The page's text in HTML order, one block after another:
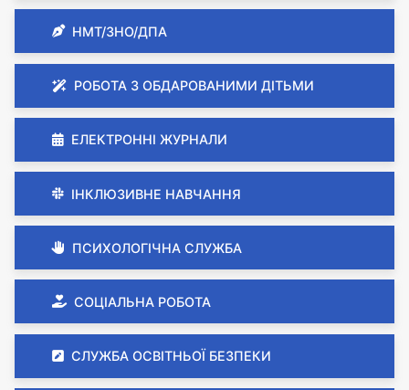
НМТ/ЗНО/ДПА
РОБОТА З ОБДАРОВАНИМИ ДІТЬМИ
ЕЛЕКТРОННІ ЖУРНАЛИ
ІНКЛЮЗИВНЕ НАВЧАННЯ
ПСИХОЛОГІЧНА СЛУЖБА
СОЦІАЛЬНА РОБОТА
СЛУЖБА ОСВІТНЬОЇ БЕЗПЕКИ